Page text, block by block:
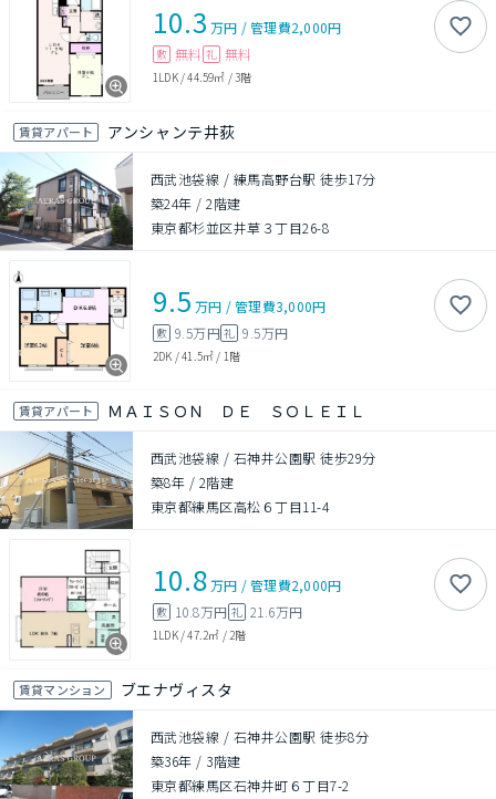
10.3 万円 /管理費2,000円
敷 無料 礼 無料
1LDK/44.59㎡ /3階
賃貸アパート アンシャンテ井荻
西武池袋線 / 練馬高野台駅 徒歩17分
築24年 /2階建
東京都杉並区井草３丁目26-8
9.5 万円 /管理費3,000円
敷 9.5万円礼 9.5万円
2DK /41.5㎡ / 1階
賃貸アパート ＭＡＩＳＯＮ ＤＥ ＳＯＬＥＩＬ
西武池袋線 / 石神井公園駅 徒歩29分
築8年 / 2階建
東京都練馬区高松６丁目11-4
10.8万円 /管理費2,000円
敷 10.8万円 礼 21.6万円
1LDK/47.2㎡ / 2階
賃貸マンション ブエナヴィスタ
西武池袋線 / 石神井公園駅 徒歩8分
築36年 / 3階建
東京都練馬区石神井町６丁目7-2